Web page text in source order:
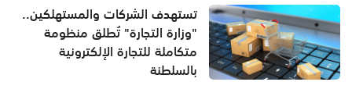
تستهدف الشركات والمستهلكين..
"وزارة التجارة" تُطلق منظومة
متكاملة للتجارة الإلكترونية
بالسلطنة